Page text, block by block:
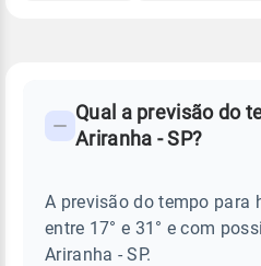
PREVISÃO
TEMPO
ARIRANHA
Perguntas
sobre
chuva
Qual a previsão do
Ariranha - SP?
A previsão do tempo para
entre 17° e 31° e com
Ariranha - SP.